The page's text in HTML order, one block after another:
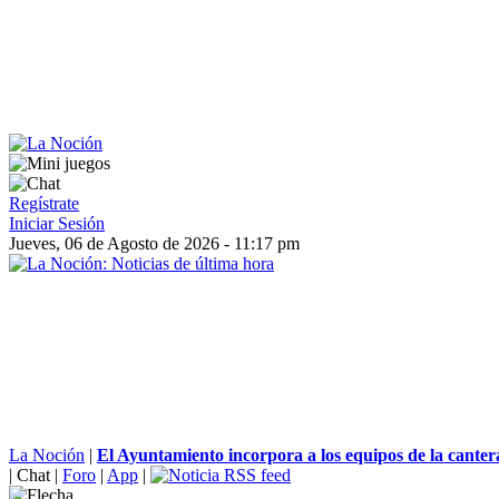
Regístrate
Iniciar Sesión
Jueves, 06 de Agosto de 2026 - 11:17 pm
La Noción | El Ayuntamiento incorpora a los equipos de la
| Chat | Foro | App |